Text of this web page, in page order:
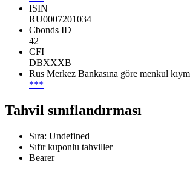
ISIN
RU0007201034
Cbonds ID
42
CFI
DBXXXB
Rus Merkez Bankasına göre menkul
***
Tahvil sınıflandırması
Sıra: Undefined
Sıfır kuponlu tahviller
Bearer